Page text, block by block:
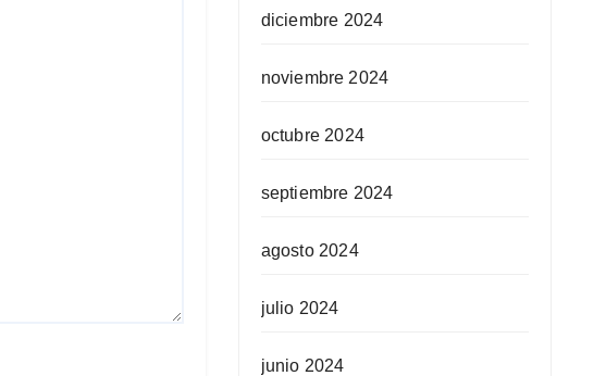
diciembre 2024
noviembre 2024
octubre 2024
septiembre 2024
agosto 2024
julio 2024
junio 2024